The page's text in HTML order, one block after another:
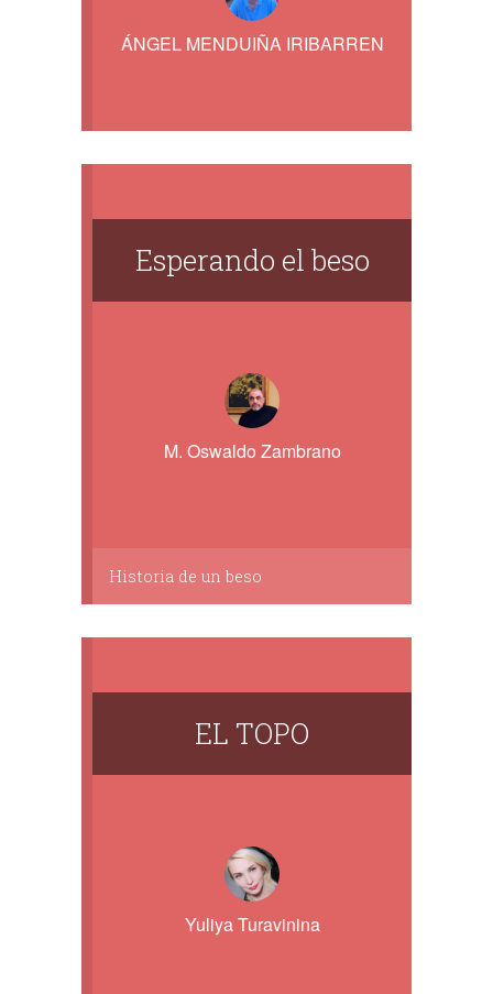
ÁNGEL MENDUIÑA IRIBARREN
Esperando el beso
M. Oswaldo Zambrano
Historia de un beso
EL TOPO
Yuliya Turavinina